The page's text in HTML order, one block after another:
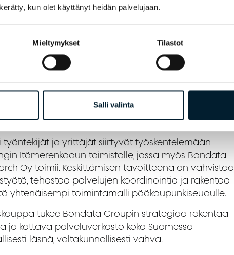
kun olet käyttänyt heidän palvelujaan.
Mieltymykset Tilastot
Salli valinta
myötä saadaan lisää muskeleita myyntiin ja
palvelemaan asiakkaitamme entistä
Lisäksi uskon, että tämä helpottaa ovien
keskitetään Itämerenkadulle
työntekijät ja yrittäjät siirtyvät työskentelemään
Itämerenkadun toimistolle, jossa myös Bondata
Oy toimii. Keskittämisen tavoitteena on vahvistaa
tehostaa palvelujen koordinointia ja rakentaa
yhtenäisempi toimintamalli pääkaupunkiseudulle.
tukee Bondata Groupin strategiaa rakentaa
ja kattava palveluverkosto koko Suomessa –
läsnä, valtakunnallisesti vahva.